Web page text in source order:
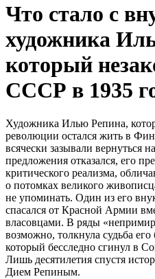
Что стало с
художника
который
СССР в 1935
Художника Илью Репина,
революции остался жить в
всячески зазывали вернуться
предложения отказался, его
критического реализма,
о потомках великого
не упоминать. Один из его
спасался от Красной Армии
власовцами. В ряды
возможно, толкнула судьба
который бесследно сгинул в
Лишь десятилетия спустя
Дием Репиным.